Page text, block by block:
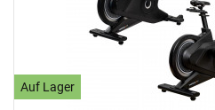
Auf Lager